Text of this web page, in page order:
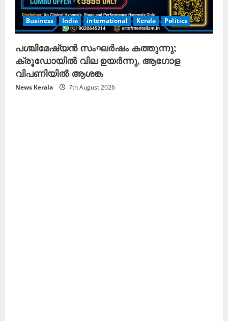
Business India international Kerala Politics
പശ്ചിമേഷ്യൻ സംഘർഷം കത്തുന്നു;
ക്രൂഡോയിൽ വില ഉയർന്നു, ആഗോള
വിപണിയിൽ ആശങ്ക
News Kerala 7th August 2026